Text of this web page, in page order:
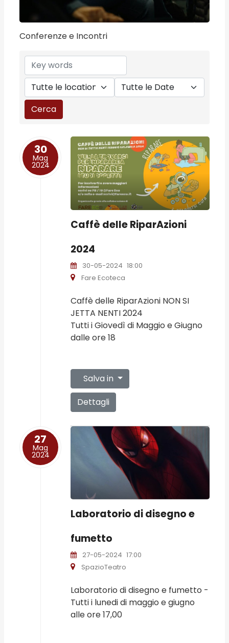
Conferenze e Incontri
30
Mag
2024
Caffè delle RiparAzioni
2024
30-05-2024 18:00
Fare Ecoteca
Caffè delle RiparAzioni NON SI
JETTA NENTI 2024
Tutti i Giovedì di Maggio e Giugno
dalle ore 18
Salva in
Dettagli
27
Mag
2024
Laboratorio di disegno e
fumetto
27-05-2024 17:00
SpazioTeatro
Laboratorio di disegno e fumetto -
Tutti i lunedi di maggio e giugno
alle ore 17,00